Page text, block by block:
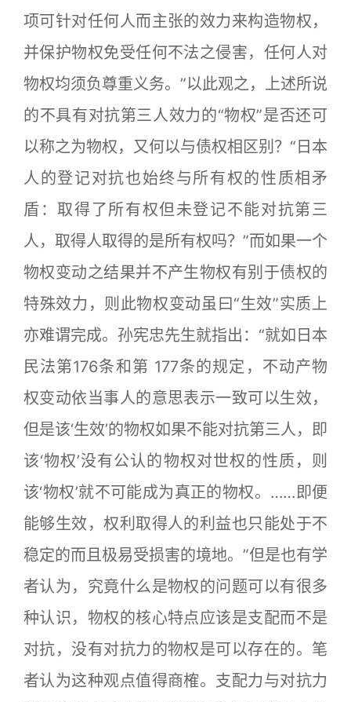
项可针对任何人而主张的效力来构造物权，
并保护物权免受任何不法之侵害，任何人对
物权均须负尊重义务。”以此观之，上述所说
的不具有对抗第三人效力的“物权”是否还可
以称之为物权，又何以与债权相区别？“日本
人的登记对抗也始终与所有权的性质相矛
盾：取得了所有权但未登记不能对抗第三
人，取得人取得的是所有权吗？”而如果一个
物权变动之结果并不产生物权有别于债权的
特殊效力，则此物权变动虽曰“生效”实质上
亦难谓完成。孙宪忠先生就指出：“就如日本
民法第176条和第 177条的规定，不动产物
权变动依当事人的意思表示一致可以生效，
但是该‘生效’的物权如果不能对抗第三人，即
该‘物权’没有公认的物权对世权的性质，则
该‘物权’就不可能成为真正的物权。……即便
能够生效，权利取得人的利益也只能处于不
稳定的而且极易受损害的境地。”但是也有学
者认为，究竟什么是物权的问题可以有很多
种认识，物权的核心特点应该是支配而不是
对抗，没有对抗力的物权是可以存在的。笔
者认为这种观点值得商榷。支配力与对抗力